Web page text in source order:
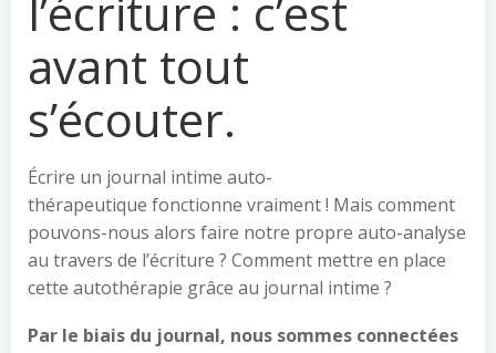
l’écriture : c’est
avant tout
s’écouter.
Écrire un journal intime auto-
thérapeutique fonctionne vraiment ! Mais comment
pouvons-nous alors faire notre propre auto-analyse
au travers de l’écriture ? Comment mettre en place
cette autothérapie grâce au journal intime ?
Par le biais du journal, nous sommes connectées